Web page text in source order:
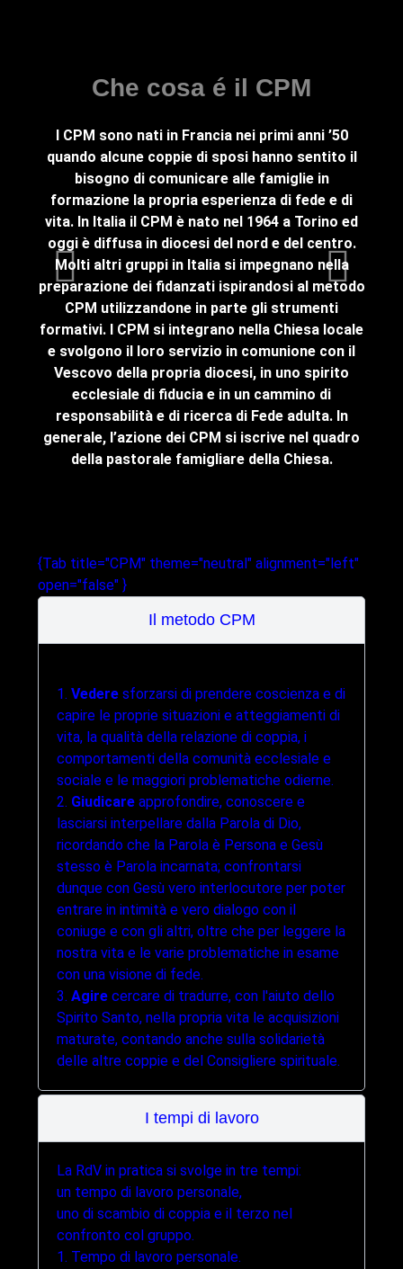
Che cosa é il CPM
I CPM sono nati in Francia nei primi anni ’50
quando alcune coppie di sposi hanno sentito il
bisogno di comunicare alle famiglie in
formazione la propria esperienza di fede e di
vita. In Italia il CPM è nato nel 1964 a Torino ed
oggi è diffusa in diocesi del nord e del centro.
Molti altri gruppi in Italia si impegnano nella
preparazione dei fidanzati ispirandosi al metodo
CPM utilizzandone in parte gli strumenti
formativi. I CPM si integrano nella Chiesa locale
e svolgono il loro servizio in comunione con il
Vescovo della propria diocesi, in uno spirito
ecclesiale di fiducia e in un cammino di
responsabilità e di ricerca di Fede adulta. In
generale, l’azione dei CPM si iscrive nel quadro
della pastorale famigliare della Chiesa.
{Tab title="CPM" theme="neutral" alignment="left"
open="false" }
Il metodo CPM
1. Vedere sforzarsi di prendere coscienza e di
capire le proprie situazioni e atteggiamenti di
vita, la qualità della relazione di coppia, i
comportamenti della comunità ecclesiale e
sociale e le maggiori problematiche odierne.
2. Giudicare approfondire, conoscere e
lasciarsi interpellare dalla Parola di Dio,
ricordando che la Parola è Persona e Gesù
stesso è Parola incarnata; confrontarsi
dunque con Gesù vero interlocutore per poter
entrare in intimità e vero dialogo con il
coniuge e con gli altri, oltre che per leggere la
nostra vita e le varie problematiche in esame
con una visione di fede.
3. Agire cercare di tradurre, con l'aiuto dello
Spirito Santo, nella propria vita le acquisizioni
maturate, contando anche sulla solidarietà
delle altre coppie e del Consigliere spirituale.
I tempi di lavoro
La RdV in pratica si svolge in tre tempi:
un tempo di lavoro personale,
uno di scambio di coppia e il terzo nel
confronto col gruppo.
1. Tempo di lavoro personale.